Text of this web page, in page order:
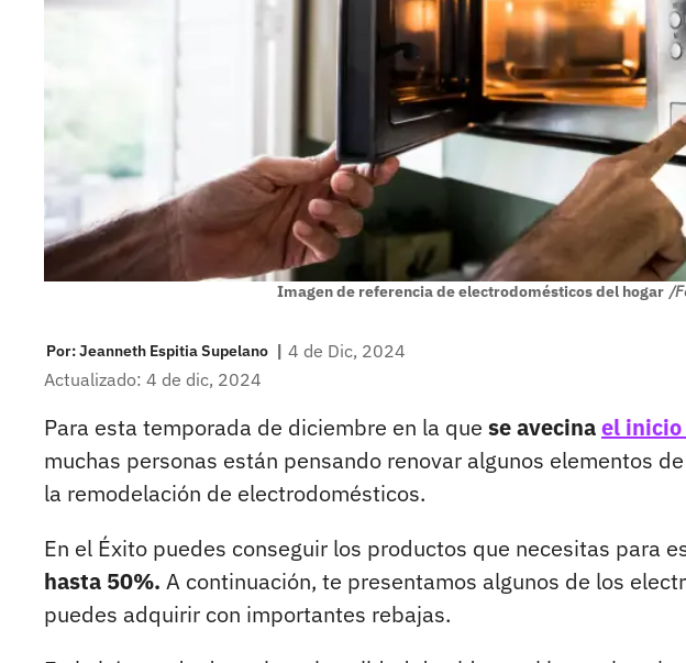
Imagen de referencia de electrodomésticos del hogar /
Por:Jeanneth Espitia Supelano | 4 de Dic, 2024
Actualizado: 4 de dic, 2024
Para esta temporada de diciembre en la que se avecinael inicio
muchas personas están pensando renovar algunos elementos
la remodelación de electrodomésticos.
En el Éxito puedes conseguir los productos que necesitas para
hasta 50%. A continuación, te presentamos algunos de los
puedes adquirir con importantes rebajas.